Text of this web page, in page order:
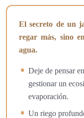
El secreto de un
regar más, sino
agua.
Deje de pensar
gestionar un
evaporación.
Un riego